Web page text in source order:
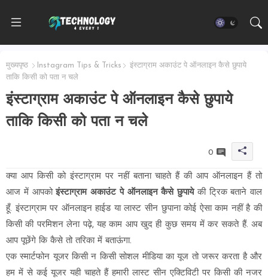
मुख्यपृष्ठ Instagram Tips & Tricks
इंस्टाग्राम अकाउंट पे ऑनलाइन कैसे छुपाये
ताकि किसी को पता न चले
इंस्टाग्राम अकाउंट पे ऑनलाइन कैसे छुपाये
ताकि किसी को पता न चले
0
क्या आप किसी को इंस्टाग्राम पर नहीं बताना चाहते हैं की आप ऑनलाइन हैं तो
आज में आपकोइंस्टाग्राम अकाउंट पे ऑनलाइन कैसे छुपायेकी ट्रिक बताने वाल
हूँ. इंस्टाग्राम पर ऑनलाइन हाईड या लास्ट सीन छुपाना कोई ऐसा काम नहीं है की
किसी की परमिशन लेना पढ़े, यह काम आप खुद ही कुछ समय में कर सकते हैं. अब
आप पूछेंगे कि कैसे तो तरिका में बताऊंगा.
एक स्मार्टफोन यूजर किसी न किसी सोशल मीडिया का यूज तो जरूर करता है और
हम में से कई यूजर यही चाहते हैं हमारी लास्ट सीन एक्टिविटी पर किसी की नजर